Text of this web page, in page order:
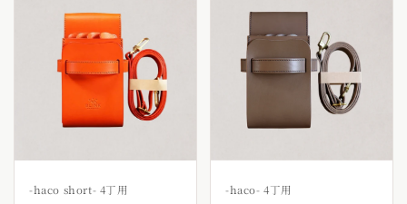
-haco short- 4丁用
-haco- 4丁用